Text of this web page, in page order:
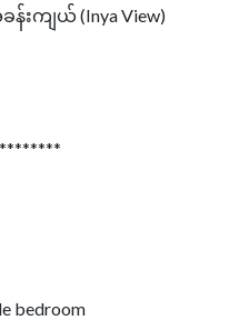
န်းကျယ် (Inya View)
bedroom